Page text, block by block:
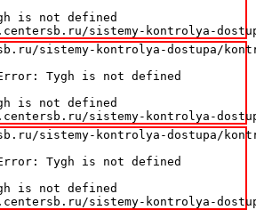
is not defined
sistemy-kontrolya-
sistemy-kontrolya-dostupa/
Tygh is not defined
is not defined
sistemy-kontrolya-
sistemy-kontrolya-dostupa/
Tygh is not defined
is not defined
sistemy-kontrolya-